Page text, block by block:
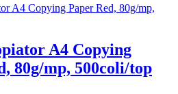
A4 Copying
80g/mp, 500coli/top